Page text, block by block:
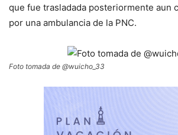
que fue trasladada posteriormente aun
por una ambulancia de la PNC.
Foto tomada de @wuicho_33